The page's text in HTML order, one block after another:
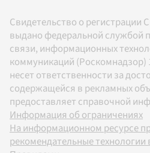
Свидетельство о
выдано федеральной службой
связи, информационных
коммуникаций (Роскомнадзор)
несет ответственности за
содержащейся в рекламных
предоставляет справочной
Информация об ограничениях
На информационном ресурсе
рекомендательные технологии